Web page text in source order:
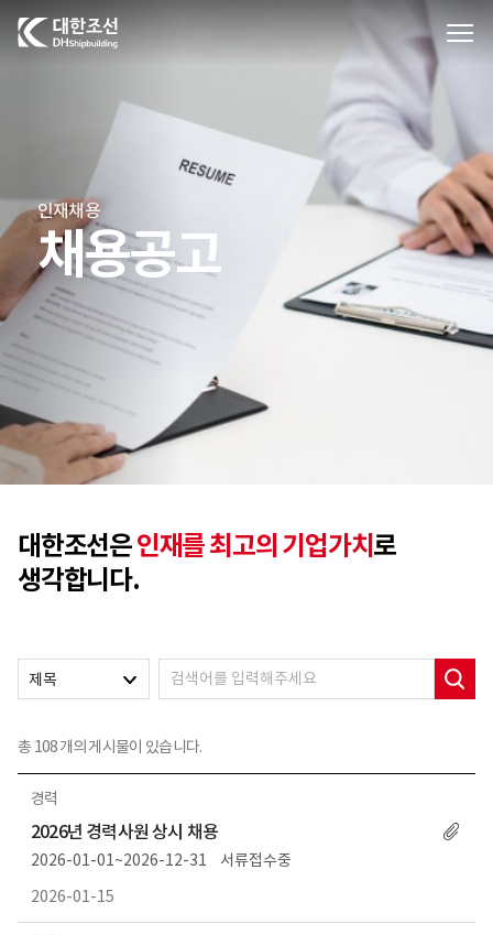
대한조선주식회사
인재채용
채용공고
대한조선은인재를 최고의 기업가치로
생각합니다.
제목
총 108개의 게시물이 있습니다.
경력
2026년 경력사원 상시 채용
2026-01-01~2026-12-31
서류접수중
2026-01-15